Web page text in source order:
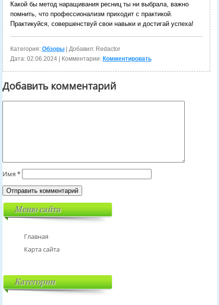
Какой бы метод наращивания ресниц ты ни выбрала, важно
помнить, что профессионализм приходит с практикой.
Практикуйся, совершенствуй свои навыки и достигай успеха!
Категория: Обзоры| Добавил: Redactor
Дата: 02.06.2024| Комментарии: Комментировать
Добавить комментарий
Имя *
Меню сайта
Главная
Карта сайта
Категории